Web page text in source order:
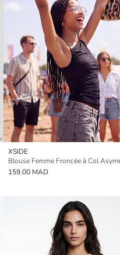
XSIDE
Blouse Femme Froncée à Col
159.00 MAD